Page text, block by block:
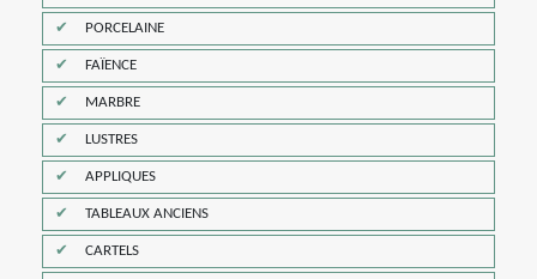
PORCELAINE
FAÏENCE
MARBRE
LUSTRES
APPLIQUES
TABLEAUX ANCIENS
CARTELS